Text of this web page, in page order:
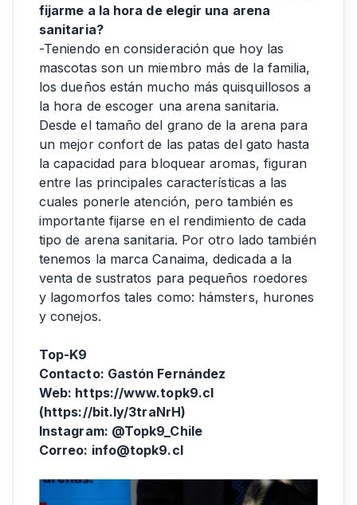
fijarme a la hora de elegir una arena
sanitaria?
-Teniendo en consideración que hoy las
mascotas son un miembro más de la familia,
los dueños están mucho más quisquillosos a
la hora de escoger una arena sanitaria.
Desde el tamaño del grano de la arena para
un mejor confort de las patas del gato hasta
la capacidad para bloquear aromas, figuran
entre las principales características a las
cuales ponerle atención, pero también es
importante fijarse en el rendimiento de cada
tipo de arena sanitaria. Por otro lado también
tenemos la marca Canaima, dedicada a la
venta de sustratos para pequeños roedores
y lagomorfos tales como: hámsters, hurones
y conejos.
Top-K9
Contacto: Gastón Fernández
Web: https://www.topk9.cl
(https://bit.ly/3traNrH)
Instagram: @Topk9_Chile
Correo: info@topk9.cl